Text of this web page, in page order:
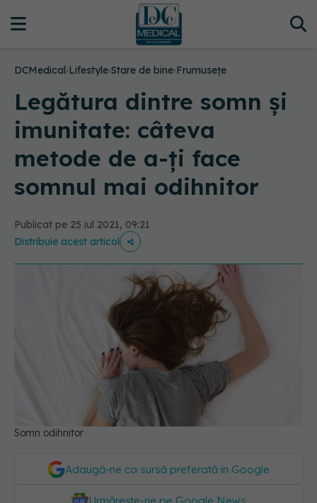
DCMedical›Lifestyle›Stare de bine›Frumusețe
Legătura dintre somn și
imunitate: câteva
metode de a-ți face
somnul mai odihnitor
Publicat pe 25 iul 2021, 09:21
Distribuie acest articol
Somn odihnitor
Adaugă-ne ca sursă preferată în Google